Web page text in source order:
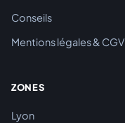
Conseils
Mentions légales & CGV
ZONES
Lyon